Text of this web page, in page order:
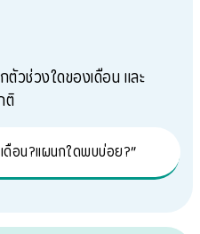
วช่วงใดของเดือน และ
ติ
ดือน?แผนกใดพบบ่อย?”